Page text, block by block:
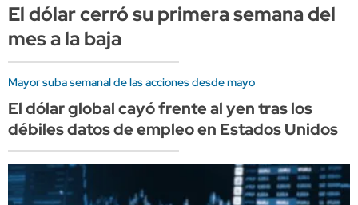
El dólar cerró su primera semana del
mes a la baja
Mayor suba semanal de las acciones desde mayo
El dólar global cayó frente al yen tras los
débiles datos de empleo en Estados Unidos